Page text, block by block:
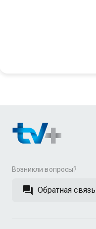
Возникли вопросы?
Обратная связь